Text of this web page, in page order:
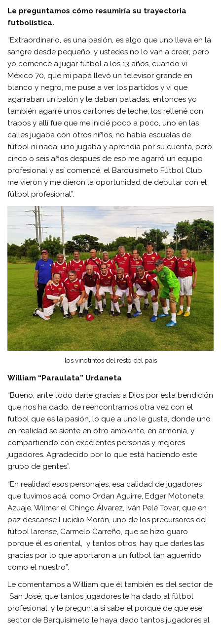
Le preguntamos cómo resumiría su trayectoria
futbolística.
“Extraordinario, es una pasión, es algo que uno lleva en la
sangre desde pequeño, y ustedes no lo van a creer, pero
yo comencé a jugar futbol a los 13 años, cuando vi
México 70, que mi papá llevó un televisor grande en
blanco y negro, me puse a ver los partidos y vi que
agarraban un balón y le daban patadas, entonces yo
también agarré unos cartones de leche, los rellené con
trapos y allí fue que me inicié poco a poco, uno en las
calles jugaba con otros niños, no había escuelas de
fútbol ni nada, uno jugaba y aprendía por su cuenta, pero
cinco o seis años después de eso me agarró un equipo
profesional y así comencé, el Barquisimeto Fútbol Club,
me vieron y me dieron la oportunidad de debutar con el
fútbol profesional”.
los vinotintos del resto del país
William “Paraulata” Urdaneta
“Bueno, ante todo darle gracias a Dios por esta bendición
que nos ha dado, de reencontrarnos otra vez con el
futbol que es la pasión, lo que a uno le gusta, donde uno
en realidad se siente en otro ambiente, en armonía, y
compartiendo con excelentes personas y mejores
jugadores. Agradecido por lo que está haciendo este
grupo de gentes”.
“En realidad esos personajes, esa calidad de jugadores
que tuvimos acá, como Ordan Aguirre, Edgar Motoneta
Azuaje, Wilmer el Chingo Álvarez, Iván Pelé Tovar, que en
paz descanse Lucidio Morán, uno de los precursores del
fútbol larense, Carmelo Carreño, que se hizo guaro
porque él es oriental, y tantos otros, hay que darles las
gracias por lo que aportaron a un futbol tan aguerrido
como el nuestro”.
Le comentamos a William que él también es del sector de
San José, que tantos jugadores le ha dado al fútbol
profesional, y le pregunta si sabe el porqué de que ese
sector de Barquisimeto le haya dado tantos jugadores al